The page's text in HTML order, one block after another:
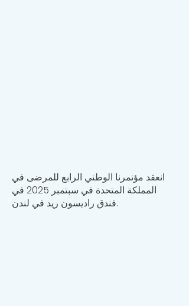
انعقد مؤتمرنا الوطني الرابع للمرضى في
المملكة المتحدة في سبتمبر 2025 في
فندق راديسون ريد في لندن.